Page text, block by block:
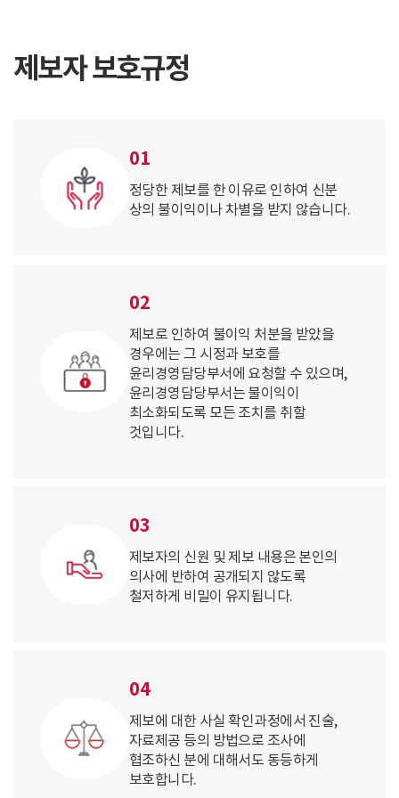
제보자 보호규정
01
정당한 제보를 한 이유로 인하여 신분
상의 불이익이나 차별을 받지 않습니다.
02
제보로 인하여 불이익 처분을 받았을
경우에는 그 시정과 보호를
윤리경영담당부서에 요청할 수 있으며,
윤리경영담당부서는 불이익이
최소화되도록 모든 조치를 취할
것입니다.
03
제보자의 신원 및 제보 내용은 본인의
의사에 반하여 공개되지 않도록
철저하게 비밀이 유지됩니다.
04
제보에 대한 사실 확인과정에서 진술,
자료제공 등의 방법으로 조사에
협조하신 분에 대해서도 동등하게
보호합니다.